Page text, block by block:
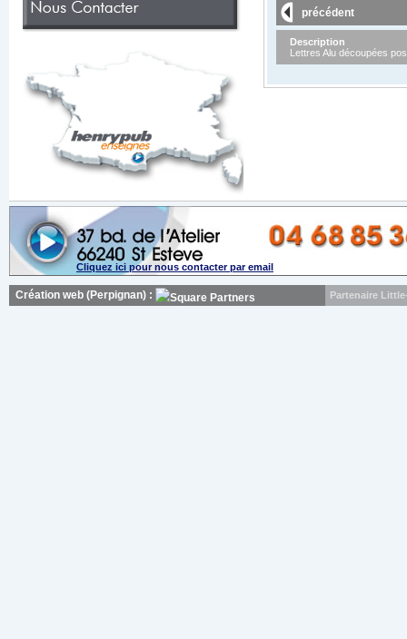
précédent
Description
Lettres Alu découpées
Cliquez ici pour nous contacter par email
Création web (Perpignan) : Partenaire